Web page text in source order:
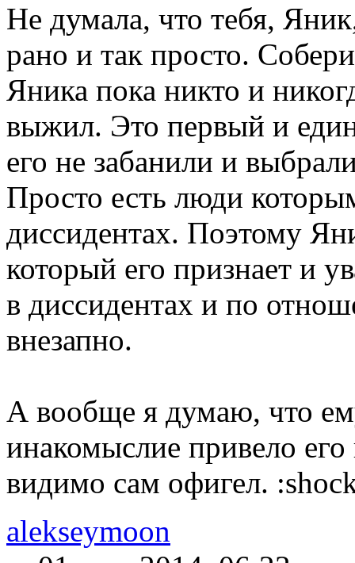
Не думала, что тебя,
рано и так просто.
Яника пока никто и
выжил. Это первый и
его не забанили и
Просто есть люди
диссидентах. Поэтому
который его признает и
в диссидентах и по
внезапно.
А вообще я думаю, что
инакомыслие привело
видимо сам офигел.
alekseymoon